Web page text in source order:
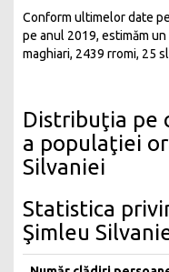
Conform ultimelor date
pe anul 2019, estimăm
maghiari, 2439 rromi, 25
Distribuţia pe
a populaţiei
Silvaniei
Statistica
Şimleu